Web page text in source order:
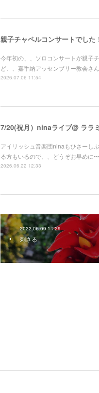
親子チャペルコンサートでした
今年初の、、ソロコンサートが親子
ど、、嘉手納アッセンブリー教会さ
2026.07.06 11:54
7/20(祝月）ninaライブ@ ララ
アイリッシュ音楽団ninaもひさーし
る方もいるので、、どうぞお早めに
2026.06.22 12:33
2022.06.09 14:29
刺さる